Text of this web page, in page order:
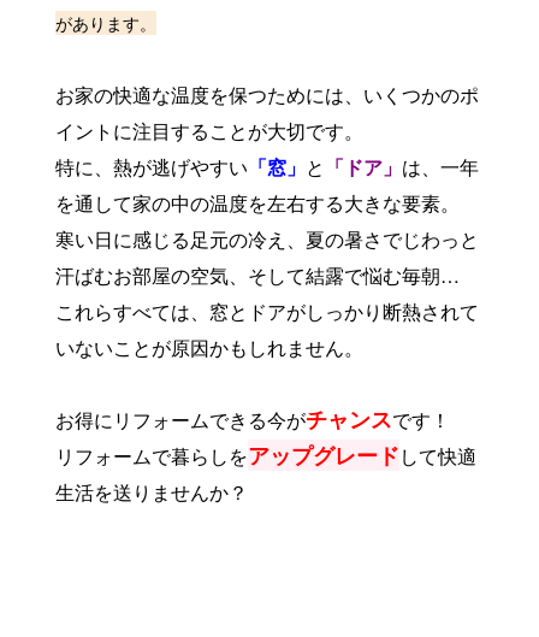
があります。
お家の快適な温度を保つためには、いくつかのポ
イントに注目することが大切です。
特に、熱が逃げやすい 「窓」 と 「ドア」 は、一年
を通して家の中の温度を左右する大きな要素。
寒い日に感じる足元の冷え 、 夏の暑さでじわっと
汗ばむお部屋の空気、そして結露で悩む毎朝…
これらすべては、窓とドアがしっかり断熱されて
いないことが原因かもしれません。
お得にリフォームできる今がチャンスです！
リフォームで暮らしをアップグレードして快適
生活を送りませんか？